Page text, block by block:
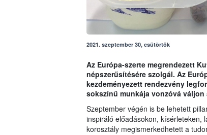
2021. szeptember 30, csütörtök
Az Európa-szerte megrendezett
népszerűsítésére szolgál. Az
kezdeményezett rendezvény
sokszínű munkája vonzóvá váljon
Szeptember végén is be lehetett
inspiráló előadásokon, kísérleteken,
korosztály megismerkedhetett a